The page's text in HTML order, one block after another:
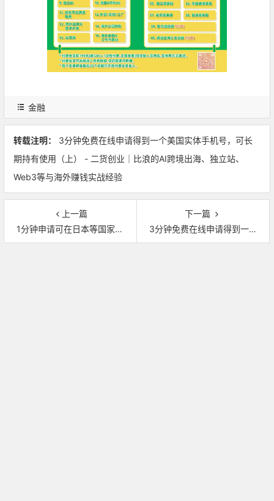
金融
转载注明：
3分钟免费在线申请得到一个美国实体手机号，可长
期持有使用（上） - 二货创业｜比浪的AI跨境出海、独立站、
Web3等与海外赚钱实战经验
上一篇
1分钟申请可在日本等国家地区线上线下购买相关付费产品或服务的国际信用卡，秒批通过
下一篇
3分钟免费在线申请得到一个美国实体手机号，可长期持有使用（下）